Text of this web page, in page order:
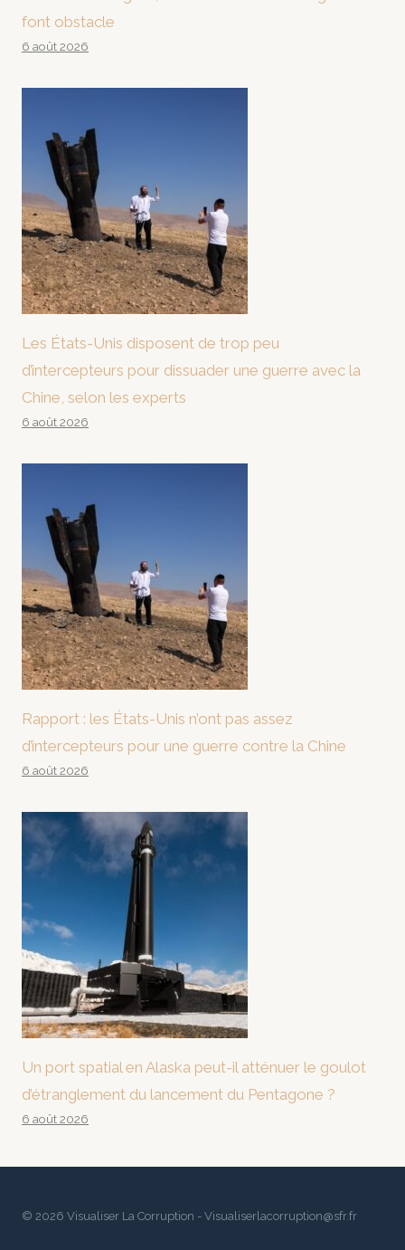
font obstacle
6 août 2026
Les États-Unis disposent de trop peu
d’intercepteurs pour dissuader une guerre avec la
Chine, selon les experts
6 août 2026
Rapport : les États-Unis n’ont pas assez
d’intercepteurs pour une guerre contre la Chine
6 août 2026
Un port spatial en Alaska peut-il atténuer le goulot
d’étranglement du lancement du Pentagone ?
6 août 2026
© 2026 Visualiser La Corruption - Visualiserlacorruption@sfr.fr